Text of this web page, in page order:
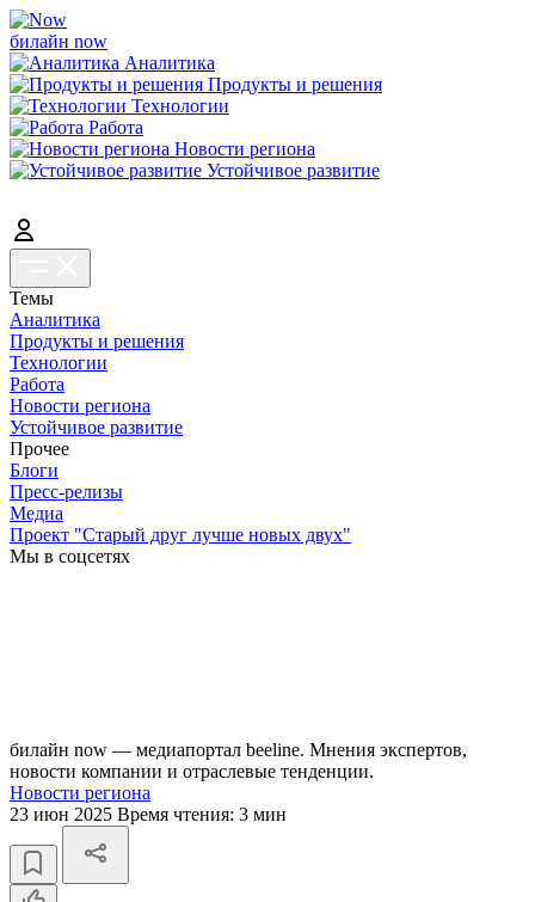
билайн now
Аналитика
Продукты и решения
Технологии
Работа
Новости региона
Устойчивое развитие
Темы
Аналитика
Продукты и решения
Технологии
Работа
Новости региона
Устойчивое развитие
Прочее
Блоги
Пресс-релизы
Медиа
Проект "Старый друг лучше новых двух"
Мы в соцсетях
билайн now — медиапортал beeline. Мнения экспертов,
новости компании и отраслевые тенденции.
Новости региона
23 июн 2025 Время чтения: 3 мин